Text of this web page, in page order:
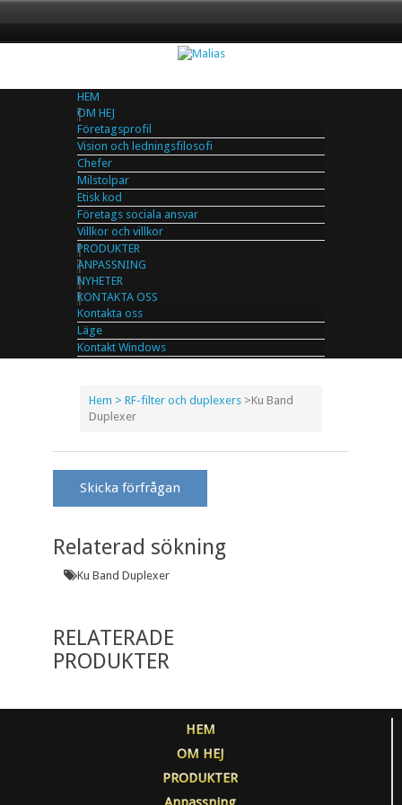
HEM
OM HEJ
Företagsprofil
Vision och ledningsfilosofi
Chefer
Milstolpar
Etisk kod
Företags sociala ansvar
Villkor och villkor
PRODUKTER
ANPASSNING
NYHETER
KONTAKTA OSS
Kontakta oss
Läge
Kontakt Windows
Hem > RF-filter och duplexers >Ku Band
Duplexer
Skicka förfrågan
Relaterad sökning
Ku Band Duplexer
RELATERADE
PRODUKTER
HEM
OM HEJ
PRODUKTER